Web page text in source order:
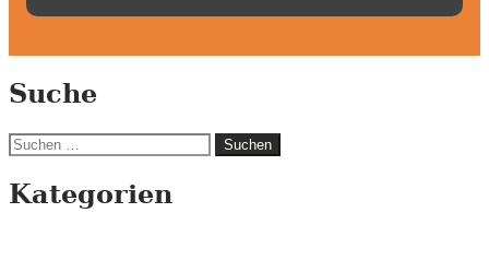
Suche
Suchen
Kategorien